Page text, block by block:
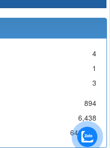
4
1
3
894
6,438
643,269